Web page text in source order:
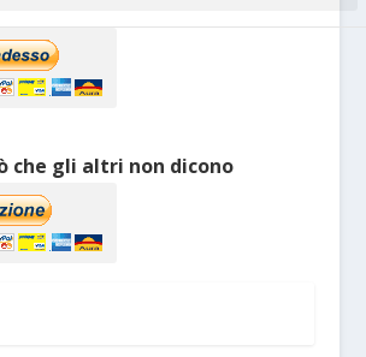
che gli altri non dicono